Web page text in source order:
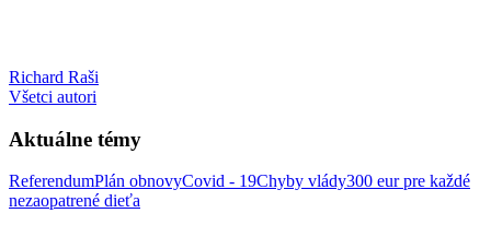
Richard Raši
Všetci autori
Aktuálne témy
ReferendumPlán obnovyCovid - 19Chyby vlády300 eur pre každé
nezaopatrené dieťa